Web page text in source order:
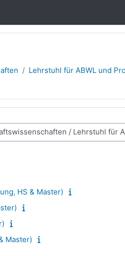
Lehrstuhl für ABWL und
HS & Master)
Master)